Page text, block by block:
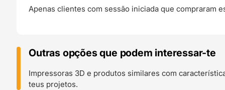
Apenas clientes com sessão iniciada que compraram
Outras opções que podem interessar-te
Impressoras 3D e produtos similares com
teus projetos.